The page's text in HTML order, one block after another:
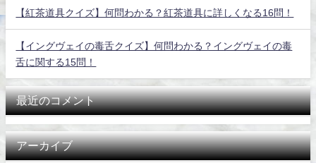
【紅茶道具クイズ】何問わかる？紅茶道具に詳しくなる16問！
【イングヴェイの毒舌クイズ】何問わかる？イングヴェイの毒
舌に関する15問！
最近のコメント
アーカイブ